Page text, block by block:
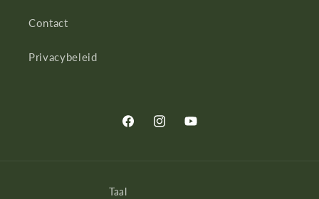
Contact
Privacybeleid
FacebookInstagramYouTube
Taal